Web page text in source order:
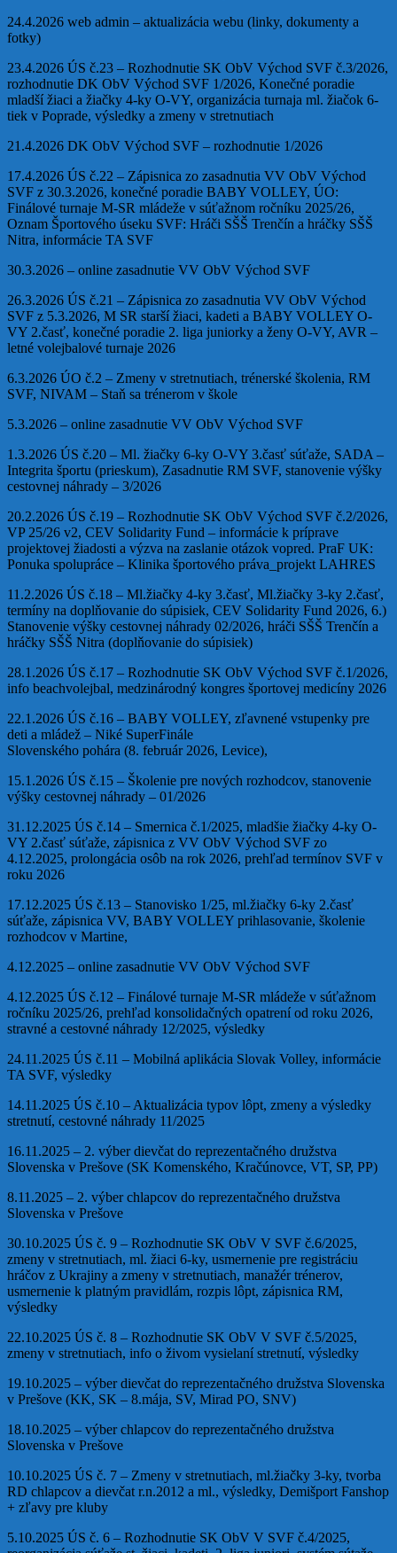
24.4.2026 web admin – aktualizácia webu (linky, dokumenty a
fotky)
23.4.2026 ÚS č.23 – Rozhodnutie SK ObV Východ SVF č.3/2026,
rozhodnutie DK ObV Východ SVF 1/2026, Konečné poradie
mladší žiaci a žiačky 4-ky O-VY, organizácia turnaja ml. žiačok 6-
tiek v Poprade, výsledky a zmeny v stretnutiach
21.4.2026 DK ObV Východ SVF – rozhodnutie 1/2026
17.4.2026 ÚS č.22 – Zápisnica zo zasadnutia VV ObV Východ
SVF z 30.3.2026, konečné poradie BABY VOLLEY, ÚO:
Finálové turnaje M-SR mládeže v súťažnom ročníku 2025/26,
Oznam Športového úseku SVF: Hráči SŠŠ Trenčín a hráčky SŠŠ
Nitra, informácie TA SVF
30.3.2026 – online zasadnutie VV ObV Východ SVF
26.3.2026 ÚS č.21 – Zápisnica zo zasadnutia VV ObV Východ
SVF z 5.3.2026, M SR starší žiaci, kadeti a BABY VOLLEY O-
VY 2.časť, konečné poradie 2. liga juniorky a ženy O-VY, AVR –
letné volejbalové turnaje 2026
6.3.2026 ÚO č.2 – Zmeny v stretnutiach, trénerské školenia, RM
SVF, NIVAM – Staň sa trénerom v škole
5.3.2026 – online zasadnutie VV ObV Východ SVF
1.3.2026 ÚS č.20 – Ml. žiačky 6-ky O-VY 3.časť súťaže, SADA –
Integrita športu (prieskum), Zasadnutie RM SVF, stanovenie výšky
cestovnej náhrady – 3/2026
20.2.2026 ÚS č.19 – Rozhodnutie SK ObV Východ SVF č.2/2026,
VP 25/26 v2, CEV Solidarity Fund – informácie k príprave
projektovej žiadosti a výzva na zaslanie otázok vopred. PraF UK:
Ponuka spolupráce – Klinika športového práva_projekt LAHRES
11.2.2026 ÚS č.18 – Ml.žiačky 4-ky 3.časť, Ml.žiačky 3-ky 2.časť,
termíny na doplňovanie do súpisiek, CEV Solidarity Fund 2026, 6.)
Stanovenie výšky cestovnej náhrady 02/2026, hráči SŠŠ Trenčín a
hráčky SŠŠ Nitra (doplňovanie do súpisiek)
28.1.2026 ÚS č.17 – Rozhodnutie SK ObV Východ SVF č.1/2026,
info beachvolejbal, medzinárodný kongres športovej medicíny 2026
22.1.2026 ÚS č.16 – BABY VOLLEY, zľavnené vstupenky pre
deti a mládež – Niké SuperFinále
Slovenského pohára (8. február 2026, Levice),
15.1.2026 ÚS č.15 – Školenie pre nových rozhodcov, stanovenie
výšky cestovnej náhrady – 01/2026
31.12.2025 ÚS č.14 – Smernica č.1/2025, mladšie žiačky 4-ky O-
VY 2.časť súťaže, zápisnica z VV ObV Východ SVF zo
4.12.2025, prolongácia osôb na rok 2026, prehľad termínov SVF v
roku 2026
17.12.2025 ÚS č.13 – Stanovisko 1/25, ml.žiačky 6-ky 2.časť
súťaže, zápisnica VV, BABY VOLLEY prihlasovanie, školenie
rozhodcov v Martine,
4.12.2025 – online zasadnutie VV ObV Východ SVF
4.12.2025 ÚS č.12 – Finálové turnaje M-SR mládeže v súťažnom
ročníku 2025/26, prehľad konsolidačných opatrení od roku 2026,
stravné a cestovné náhrady 12/2025, výsledky
24.11.2025 ÚS č.11 – Mobilná aplikácia Slovak Volley, informácie
TA SVF, výsledky
14.11.2025 ÚS č.10 – Aktualizácia typov lôpt, zmeny a výsledky
stretnutí, cestovné náhrady 11/2025
16.11.2025 – 2. výber dievčat do reprezentačného družstva
Slovenska v Prešove (SK Komenského, Kračúnovce, VT, SP, PP)
8.11.2025 – 2. výber chlapcov do reprezentačného družstva
Slovenska v Prešove
30.10.2025 ÚS č. 9 – Rozhodnutie SK ObV V SVF č.6/2025,
zmeny v stretnutiach, ml. žiaci 6-ky, usmernenie pre registráciu
hráčov z Ukrajiny a zmeny v stretnutiach, manažér trénerov,
usmernenie k platným pravidlám, rozpis lôpt, zápisnica RM,
výsledky
22.10.2025 ÚS č. 8 – Rozhodnutie SK ObV V SVF č.5/2025,
zmeny v stretnutiach, info o živom vysielaní stretnutí, výsledky
19.10.2025 – výber dievčat do reprezentačného družstva Slovenska
v Prešove (KK, SK – 8.mája, SV, Mirad PO, SNV)
18.10.2025 – výber chlapcov do reprezentačného družstva
Slovenska v Prešove
10.10.2025 ÚS č. 7 – Zmeny v stretnutiach, ml.žiačky 3-ky, tvorba
RD chlapcov a dievčat r.n.2012 a ml., výsledky, Demišport Fanshop
+ zľavy pre kluby
5.10.2025 ÚS č. 6 – Rozhodnutie SK ObV V SVF č.4/2025,